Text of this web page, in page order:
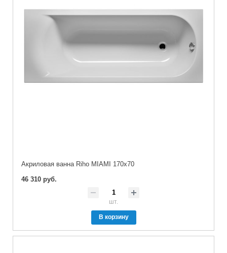
Акриловая ванна Riho MIAMI 170x70
46 310 руб.
шт.
В корзину